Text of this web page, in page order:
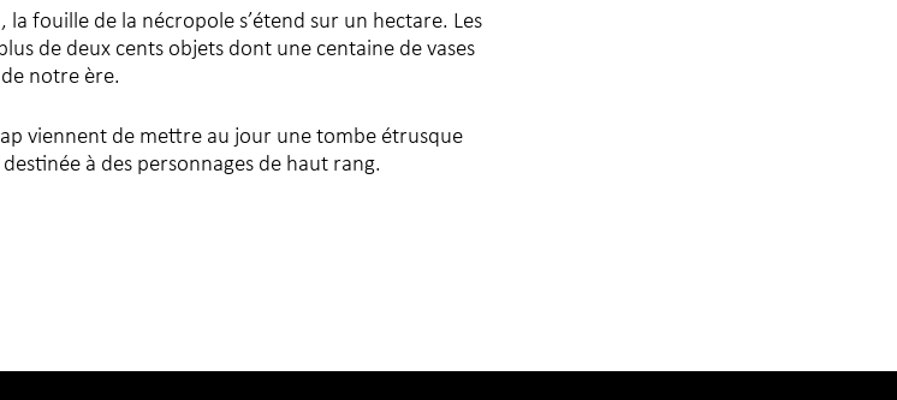
fouille de la nécropole s’étend sur un hectare. Les
de deux cents objets dont une centaine de vases
notre ère.
viennent de mettre au jour une tombe étrusque
à des personnages de haut rang.